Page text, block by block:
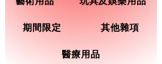
期間限定 其他雜項
醫療用品